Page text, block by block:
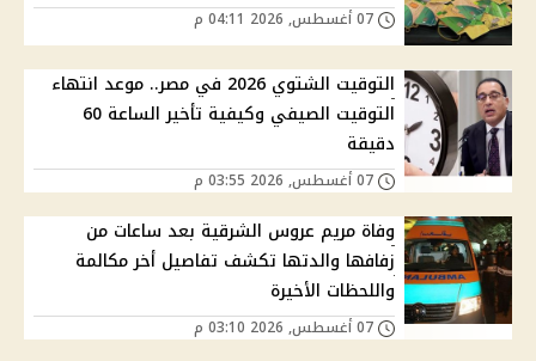
التوقيت الشتوي 2026 في مصر.. موعد انتهاء
التوقيت الصيفي وكيفية تأخير الساعة 60
دقيقة
وفاة مريم عروس الشرقية بعد ساعات من
زفافها والدتها تكشف تفاصيل أخر مكالمة
واللحظات الأخيرة